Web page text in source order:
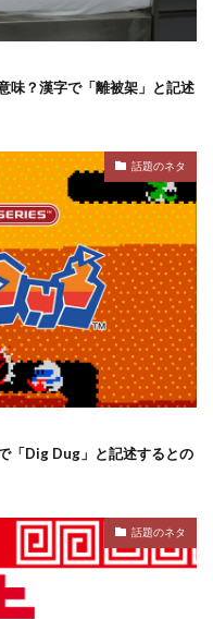
味？漢字で「離被架」と記述
話題のネタ
「Dig Dug」と記述するとの
話題のネタ